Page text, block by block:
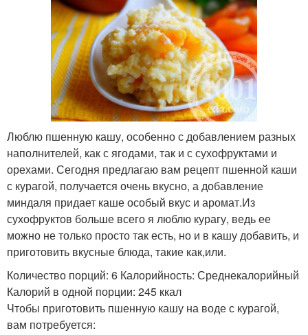
Люблю пшенную кашу, особенно с добавлением разных
наполнителей, как с ягодами, так и с сухофруктами и
орехами. Сегодня предлагаю вам рецепт пшенной каши
с курагой, получается очень вкусно, а добавление
миндаля придает каше особый вкус и аромат.Из
сухофруктов больше всего я люблю курагу, ведь ее
можно не только просто так есть, но и в кашу добавить, и
приготовить вкусные блюда, такие как,или.
Количество порций: 6 Калорийность: Среднекалорийный
Калорий в одной порции: 245 ккал
Чтобы приготовить пшенную кашу на воде с курагой,
вам потребуется: